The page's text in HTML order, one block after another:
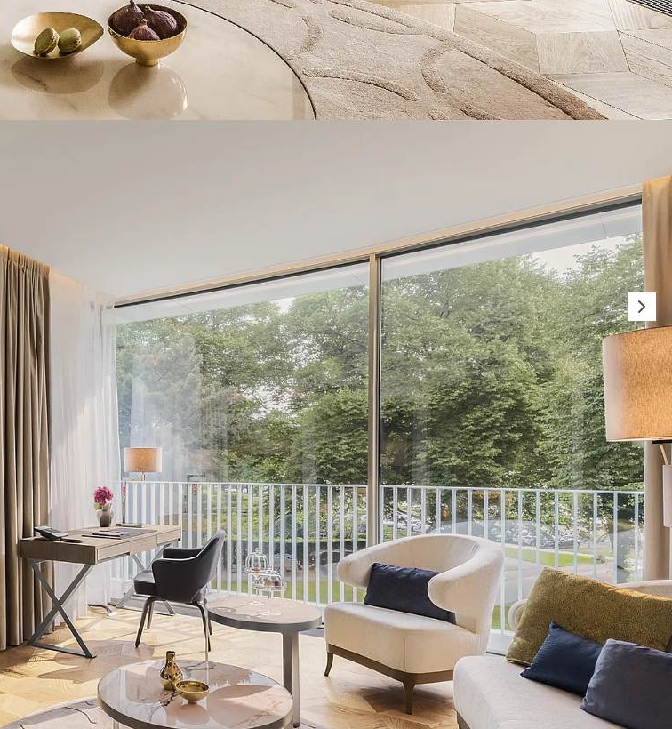
Doppelkerbzahnschraube JKC
Zahnschraube JXB
Zahnschraube JXD
Zahnschraube JXE
Zahnschraube JXH
Maueranschlussschienen
Zurück
Maueranschlussschienen
Maueranschlussschiene KT
Trapezblechbefestigungsschienen
Trapezblechbefestigungsschienen
Trapezblechbefestigungsschiene JTB
Gerüstschuhe
Gerüstschuhe
Gerüstschuhe JG
Befestigungszubehör
Kantenschutzwinkel
Zurück Kantenschutzwinkel
Kantenschutzwinkel JKW
Bewehrung
Zurück Bewehrung
Durchstanzbewehrung
Zurück
Durchstanzbewehrung
Durchstanzbewehrung JDA
Durchstanzbewehrung JDA-FT-KL
Durchstanzbewehrung Zubehör